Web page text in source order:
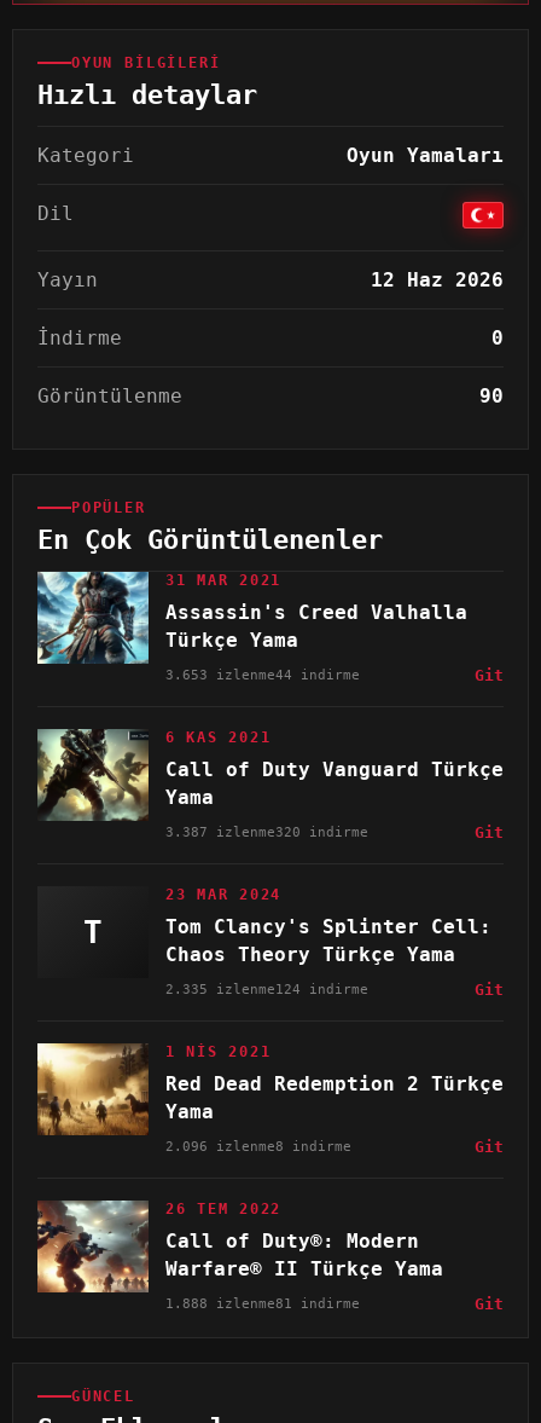
OYUN BILGILERI
Hızlı detaylar
Kategori Oyun Yamaları
Dil
Yayın 12 Haz 2026
İndirme 0
Görüntülenme 90
POPÜLER
En Çok Görüntülenenler
31 MAR 2021
Assassin's Creed Valhalla
Türkçe Yama
3.653 izlenme44 indirme Git
6 KAS 2021
Call of Duty Vanguard Türkçe
Yama
3.387 izlenme320 indirme Git
T
23 MAR 2024
Tom Clancy's Splinter Cell:
Chaos Theory Türkçe Yama
2.335 izlenme124 indirme Git
1 NIS 2021
Red Dead Redemption 2 Türkçe
Yama
2.096 izlenme8 indirme Git
26 TEM 2022
Call of Duty®: Modern
Warfare® II Türkçe Yama
1.888 izlenme81 indirme Git
GÜNCEL